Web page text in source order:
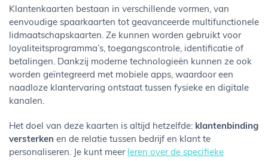
Klantenkaarten bestaan in verschillende vormen, van
eenvoudige spaarkaarten tot geavanceerde multifunctionele
lidmaatschapskaarten. Ze kunnen worden gebruikt voor
loyaliteitsprogramma’s, toegangscontrole, identificatie of
betalingen. Dankzij moderne technologieën kunnen ze ook
worden geïntegreerd met mobiele apps, waardoor een
naadloze klantervaring ontstaat tussen fysieke en digitale
kanalen.
Het doel van deze kaarten is altijd hetzelfde: klantenbinding
versterken en de relatie tussen bedrijf en klant te
personaliseren. Je kunt meer leren over de specifieke